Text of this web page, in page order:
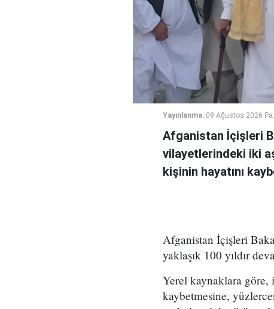
Yayınlanma: 09 Ağustos 2026
Afganistan İçişleri
vilayetlerindeki iki
kişinin hayatını
Afganistan İçişleri
yaklaşık 100 yıldır
Yerel kaynaklara göre,
kaybetmesine,